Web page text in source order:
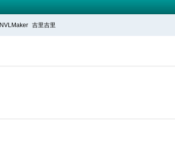
NVLMaker 吉里吉里